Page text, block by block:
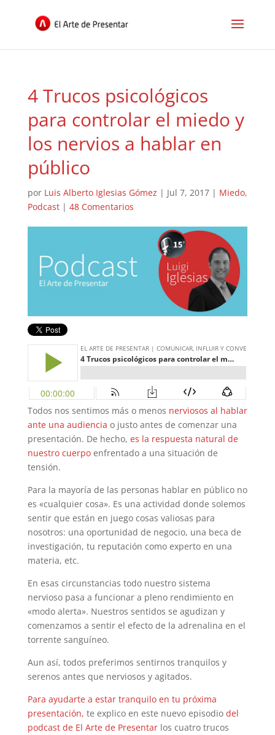
4 Trucos psicológicos
para controlar el miedo y
los nervios a hablar en
público
por Luis Alberto Iglesias Gómez | Jul 7, 2017| Miedo,
Podcast| 48 Comentarios
Todos nos sentimos más o menos nerviosos al hablar
ante una audiencia o justo antes de comenzar una
presentación. De hecho, es la respuesta natural de
nuestro cuerpoenfrentado a una situación de
tensión.
Para la mayoría de las personas hablar en público no
es «cualquier cosa». Es una actividad donde solemos
sentir que están en juego cosas valiosas para
nosotros: una oportunidad de negocio, una beca de
investigación, tu reputación como experto en una
materia, etc.
En esas circunstancias todo nuestro sistema
nervioso pasa a funcionar a pleno rendimiento en
«modo alerta». Nuestros sentidos se agudizan y
comenzamos a sentir el efecto de la adrenalina en el
torrente sanguíneo.
Aun así, todos preferimos sentirnos tranquilos y
serenos antes que nerviosos y agitados.
Para ayudarte a estar tranquilo en tu próxima
presentación, te explico en este nuevo episodio del
podcast de El Arte de Presentarlos cuatro trucos